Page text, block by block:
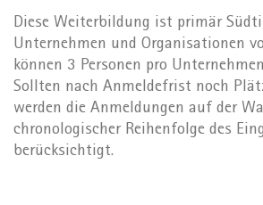
Diese Weiterbildung ist primär
Unternehmen und Organisationen
können 3 Personen pro
Sollten nach Anmeldefrist noch
werden die Anmeldungen auf der
chronologischer Reihenfolge des
berücksichtigt.